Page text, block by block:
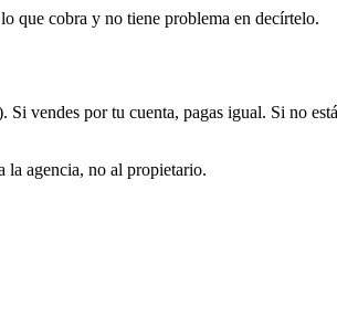
que cobra y no tiene problema en decírtelo.
vendes por tu cuenta, pagas igual. Si no
la agencia, no al propietario.